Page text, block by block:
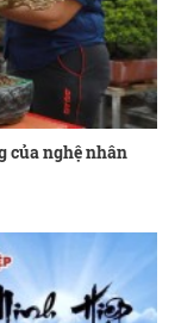
của nghệ nhân